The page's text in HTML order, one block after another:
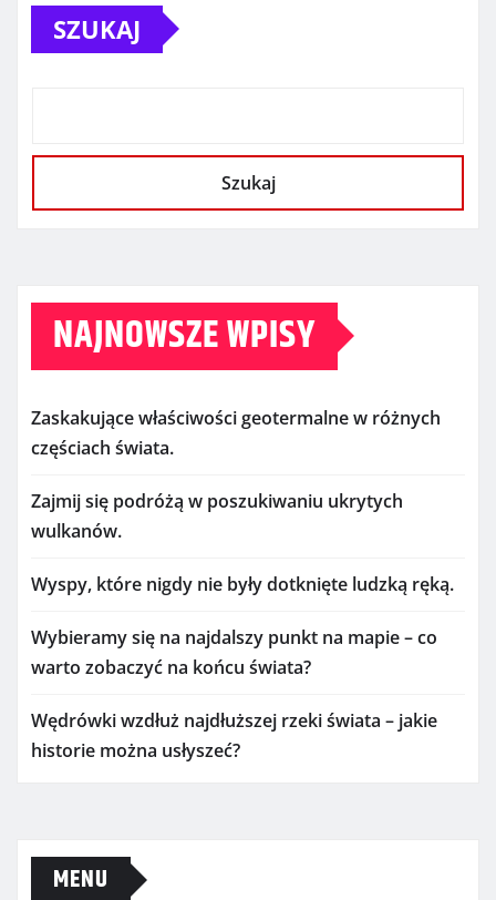
SZUKAJ
Szukaj
NAJNOWSZE WPISY
Zaskakujące właściwości geotermalne w różnych
częściach świata.
Zajmij się podróżą w poszukiwaniu ukrytych
wulkanów.
Wyspy, które nigdy nie były dotknięte ludzką ręką.
Wybieramy się na najdalszy punkt na mapie – co
warto zobaczyć na końcu świata?
Wędrówki wzdłuż najdłuższej rzeki świata – jakie
historie można usłyszeć?
MENU